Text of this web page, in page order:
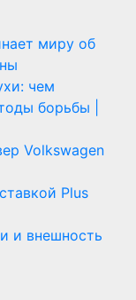
миру об
чем
борьбы |
Volkswagen
Plus
и внешность